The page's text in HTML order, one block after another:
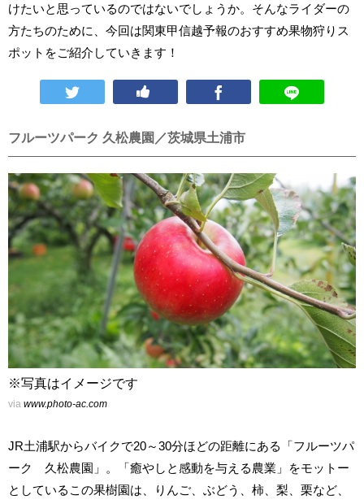
けたいと思っているのではないでしょうか。そんなライダーの
方たちのために、今回は関東甲信越予報のおすすめ果物狩りス
ポットをご紹介していきます！
フルーツパーク 久松農園／茨城県土浦市
※写真はイメージです
via www.photo-ac.com
JR土浦駅からバイクで20～30分ほどの距離にある「フルーツパ
ーク 久松農園」。「癒やしと感動を与える農業」をモットー
としているこの果樹園は、りんご、ぶどう、柿、梨、栗など、